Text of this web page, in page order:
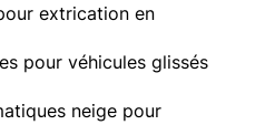
extrication en
pour véhicules glissés
neige pour